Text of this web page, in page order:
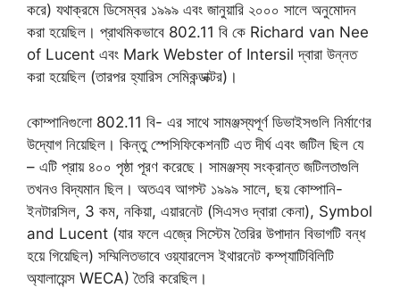
করে) যথাক্রমে ডিসেম্বর ১৯৯৯ এবং জানুয়ারি ২০০০ সালে অনুমোদন
করা হয়েছিল। প্রাথমিকভাবে 802.11 বি কে Richard van Nee
of Lucent এবং Mark Webster of Intersil দ্বারা উন্নত
করা হয়েছিল (তারপর হ্যারিস সেমিকন্ডাক্টর)।
কোম্পানিগুলো 802.11 বি- এর সাথে সামঞ্জস্যপূর্ণ ডিভাইসগুলি নির্মাণের
উদ্যোগ নিয়েছিল। কিন্তু স্পেসিফিকেশনটি এত দীর্ঘ এবং জটিল ছিল যে
– এটি প্রায় ৪০০ পৃষ্ঠা পূরণ করেছে। সামঞ্জস্য সংক্রান্ত জটিলতাগুলি
তখনও বিদ্যমান ছিল। অতএব আগস্ট ১৯৯৯ সালে, ছয় কোম্পানি-
ইনটারসিল, 3 কম, নকিয়া, এয়ারনেট (সিএসও দ্বারা কেনা), Symbol
and Lucent (যার ফলে এজ্রে সিস্টেম তৈরির উপাদান বিভাগটি বন্ধ
হয়ে গিয়েছিল) সম্মিলিতভাবে ওয়্যারলেস ইথারনেট কম্প্যাটিবিলিটি
অ্যালায়েন্স WECA) তৈরি করেছিল।